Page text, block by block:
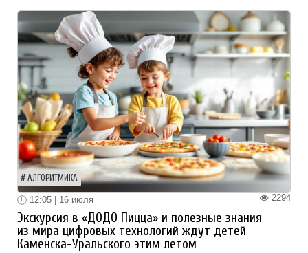
АЛГОРИТМИКА
2294
12:05 | 16 июля
Экскурсия в «ДОДО Пицца» и полезные знания
из мира цифровых технологий ждут детей
Каменска-Уральского этим летом